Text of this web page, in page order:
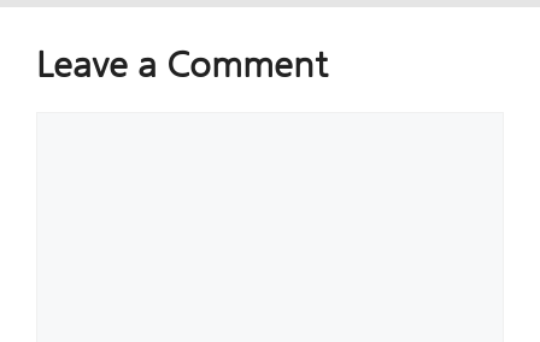
Leave a Comment